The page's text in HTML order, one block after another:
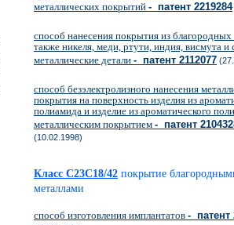
металлических покрытий - патент 2219284
способ нанесения покрытия из благородных
также никеля, меди, ртути, индия, висмута и
металлические детали - патент 2112077
способ безэлектролизного нанесения
покрытия на поверхность изделия из
полиамида и изделие из ароматического
металлическим покрытием - патент
(10.02.1998)
Класс C23C18/42 покрытие
металлами
способ изготовления имплантатов - патент